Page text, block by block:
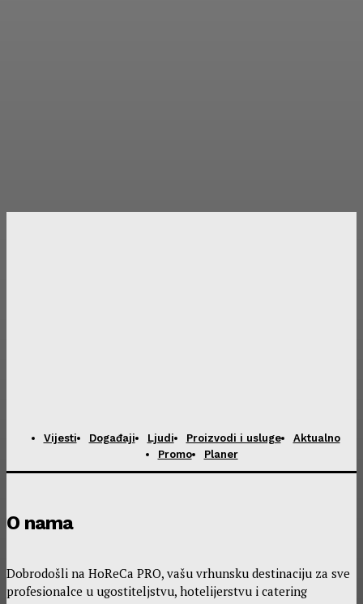
Vijesti Događaji Ljudi Proizvodi i usluge
Aktualno
Promo
Planer
O nama
Dobrodošli na HoReCa PRO, vašu vrhunsku destinaciju za sve
profesionalce u ugostiteljstvu, hotelijerstvu i catering